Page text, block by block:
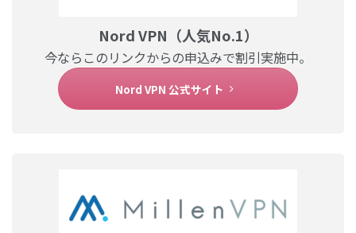
Nord VPN（人気No.1）
今ならこのリンクからの申込みで割引実施中。
Nord VPN 公式サイト